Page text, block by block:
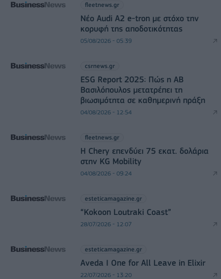
fleetnews.gr
Νέο Audi A2 e-tron με στόχο την
κορυφή της αποδοτικότητας
05/08/2026 - 05:39
csrnews.gr
ESG Report 2025: Πώς η ΑΒ
Βασιλόπουλος μετατρέπει τη
βιωσιμότητα σε καθημερινή πράξη
04/08/2026 - 12:54
fleetnews.gr
Η Chery επενδύει 75 εκατ. δολάρια
στην KG Mobility
04/08/2026 - 09:24
esteticamagazine.gr
“Kokoon Loutraki Coast”
28/07/2026 - 12:07
esteticamagazine.gr
Aveda I One for All Leave in Elixir
22/07/2026 - 13:20